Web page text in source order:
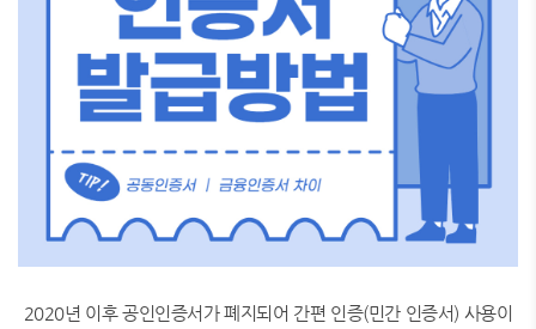
2020년 이후 공인인증서가 폐지되어 간편 인증(민간 인증서) 사용이